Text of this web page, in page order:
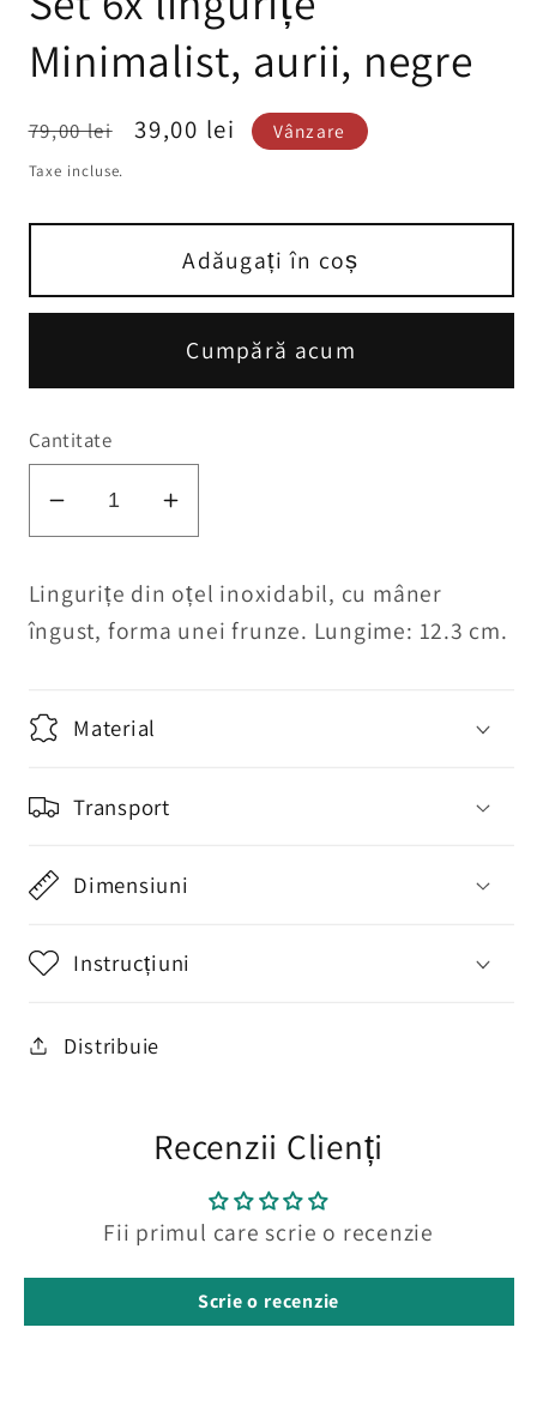
Minimalist, aurii, negre
Preț
obișnuit
79,00 lei
Preț
39,00 lei Vânzare
Taxe incluse.
Adăugați în coș
Cumpără acum
Cantitate
Reduceți
cantitatea
pentru
Set
6x
aurii,
Creșteți
cantitatea
pentru
Set
6x
Lingurițe din oțel inoxidabil, cu mâner
îngust, forma unei frunze. Lungime: 12.3 cm.
Material
Transport
Dimensiuni
Instrucțiuni
Distribuie
Recenzii Clienți
Fii primul care scrie o recenzie
Scrie o recenzie